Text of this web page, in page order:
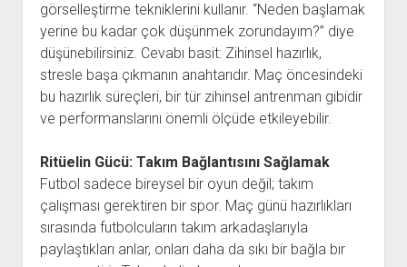
görselleştirme tekniklerini kullanır. “Neden başlamak
yerine bu kadar çok düşünmek zorundayım?” diye
düşünebilirsiniz. Cevabı basit: Zihinsel hazırlık,
stresle başa çıkmanın anahtarıdır. Maç öncesindeki
bu hazırlık süreçleri, bir tür zihinsel antrenman gibidir
ve performanslarını önemli ölçüde etkileyebilir.
Ritüelin Gücü: Takım Bağlantısını Sağlamak
Futbol sadece bireysel bir oyun değil; takım
çalışması gerektiren bir spor. Maç günü hazırlıkları
sırasında futbolcuların takım arkadaşlarıyla
paylaştıkları anlar, onları daha da sıkı bir bağla bir